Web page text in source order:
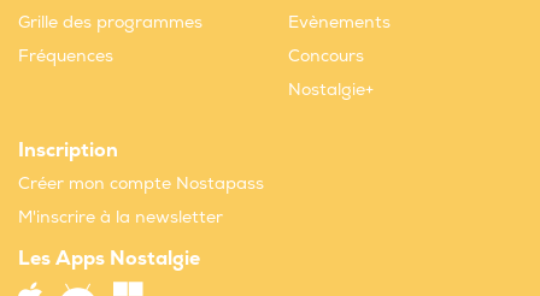
Grille des programmes
Fréquences
Evènements
Concours
Nostalgie+
Inscription
Créer mon compte Nostapass
M'inscrire à la newsletter
Les Apps Nostalgie